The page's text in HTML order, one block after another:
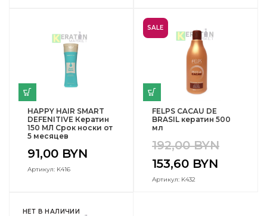
HAPPY HAIR SMART
DEFENITIVE Кератин
150 МЛ Срок носки от
5 месяцев
91,00 BYN
Артикул: K416
SALE
FELPS CACAU DE
BRASIL кератин 500
мл
192,00BYN
153,60 BYN
Артикул: K432
НЕТ В НАЛИЧИИ